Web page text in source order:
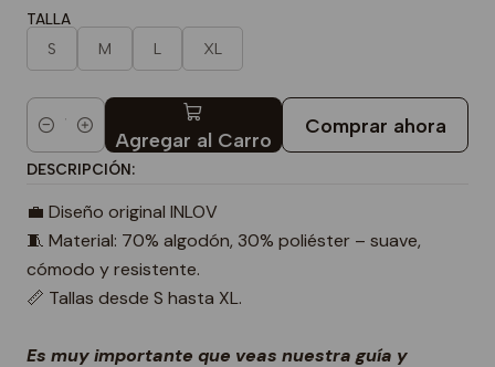
TALLA
S M L XL
Cantidad Agregar al Carro
Comprar ahora
DESCRIPCIÓN:
💼 Diseño original INLOV
🧵 Material: 70% algodón, 30% poliéster – suave,
cómodo y resistente.
📏 Tallas desde S hasta XL.
Es muy importante que veas nuestra guía y